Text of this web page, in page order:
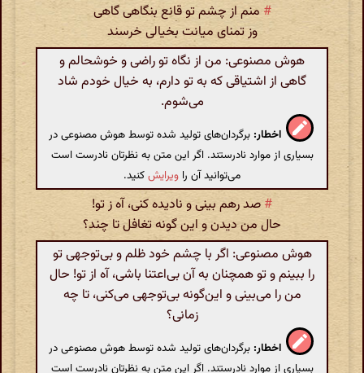
# منم از چشم تو قانع بنگاهی گاهی
وز تمنای میانت بخیالی خرسند
هوش مصنوعی: من از نگاه تو راضی و خوشحالم و
گاهی از اشتیاقی که به تو دارم، به خیال خودم شاد
می‌شوم.
اخطار: برگردان‌های تولید شده توسط هوش مصنوعی در
بسیاری از موارد نادرستند. اگر این متن به نظرتان نادرست است
می‌توانید آن را ویرایشکنید.
# صد رهم بینی و نادیده کنی، آه ز تو!
حال من دیدن و این گونه تغافل تا چند؟
هوش مصنوعی: اگر با چشم خود ظلم و بی‌توجهی تو
را ببینم و تو همچنان به آن بی‌اعتنا باشی، آه از تو! حال
من را می‌بینی و این‌گونه بی‌توجهی می‌کنی، تا چه
زمانی؟
اخطار: برگردان‌های تولید شده توسط هوش مصنوعی در
بسیاری از موارد نادرستند. اگر این متن به نظرتان نادرست است